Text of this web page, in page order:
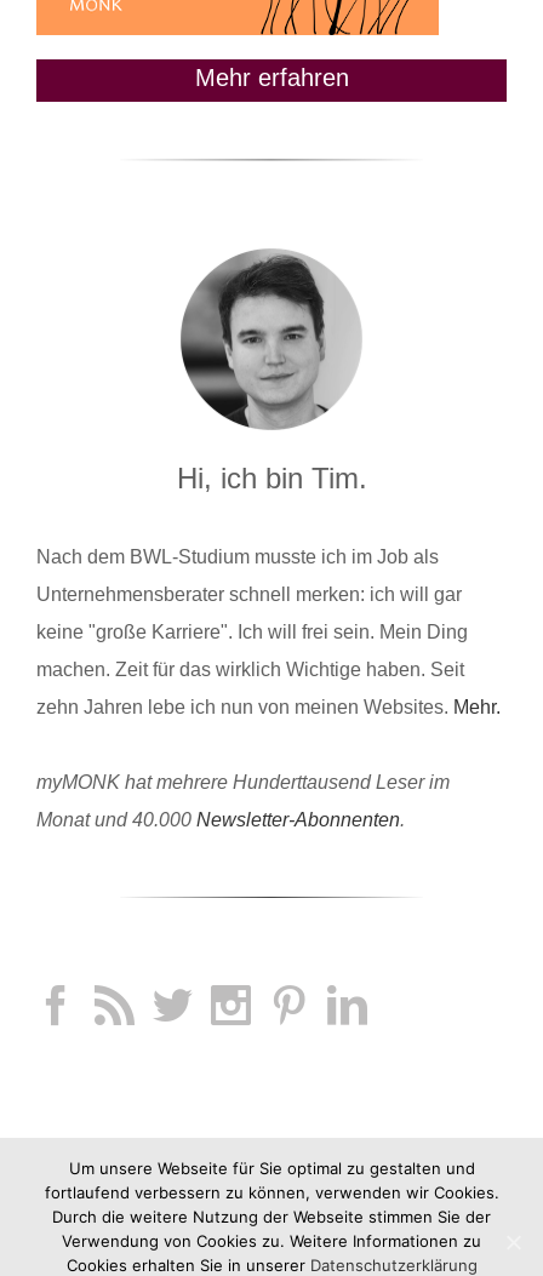
Mehr erfahren
Hi, ich bin Tim.
Nach dem BWL-Studium musste ich im Job als
Unternehmensberater schnell merken: ich will gar
keine "große Karriere". Ich will frei sein. Mein Ding
machen. Zeit für das wirklich Wichtige haben. Seit
zehn Jahren lebe ich nun von meinen Websites. Mehr.
myMONK hat mehrere Hunderttausend Leser im
Monat und 40.000 Newsletter-Abonnenten.
Um unsere Webseite für Sie optimal zu gestalten und
fortlaufend verbessern zu können, verwenden wir Cookies.
Durch die weitere Nutzung der Webseite stimmen Sie der
Verwendung von Cookies zu. Weitere Informationen zu
Cookies erhalten Sie in unserer Datenschutzerklärung